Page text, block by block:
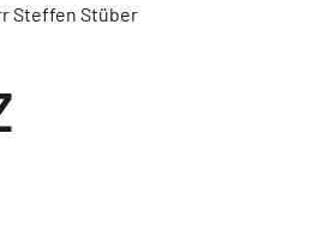
Steffen Stüber